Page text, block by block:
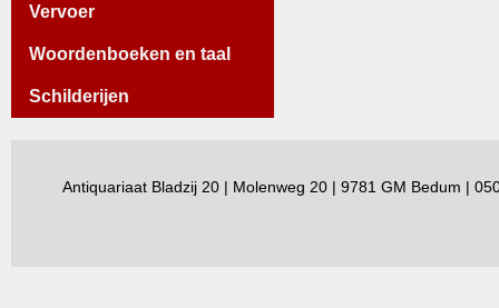
Vervoer
Woordenboeken en taal
Schilderijen
Antiquariaat Bladzij 20 | Molenweg 20 | 9781 GM Bedum |